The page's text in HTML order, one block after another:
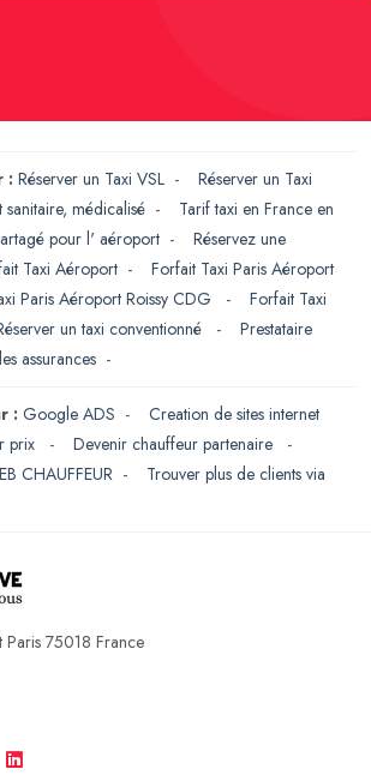
: Réserver un Taxi VSL - Réserver un Taxi
sanitaire, médicalisé - Tarif taxi en France en
pour l' aéroport - Réservez une
Taxi Aéroport - Forfait Taxi Paris Aéroport
Paris Aéroport Roissy CDG - Forfait Taxi
un taxi conventionné - Prestataire
assurances -
: Google ADS - Creation de sites internet
prix
- Devenir chauffeur partenaire
-
CHAUFFEUR - Trouver plus de clients via
75018 France